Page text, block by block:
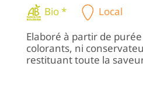
Bio *
Local
Elaboré à partir de
colorants, ni
restituant toute la